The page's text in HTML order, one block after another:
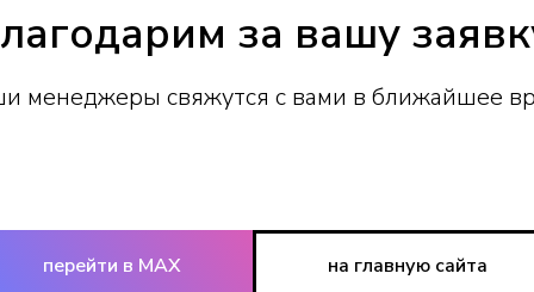
за вашу
менеджеры свяжутся с вами в ближайшее
перейти в MAX на главную сайта